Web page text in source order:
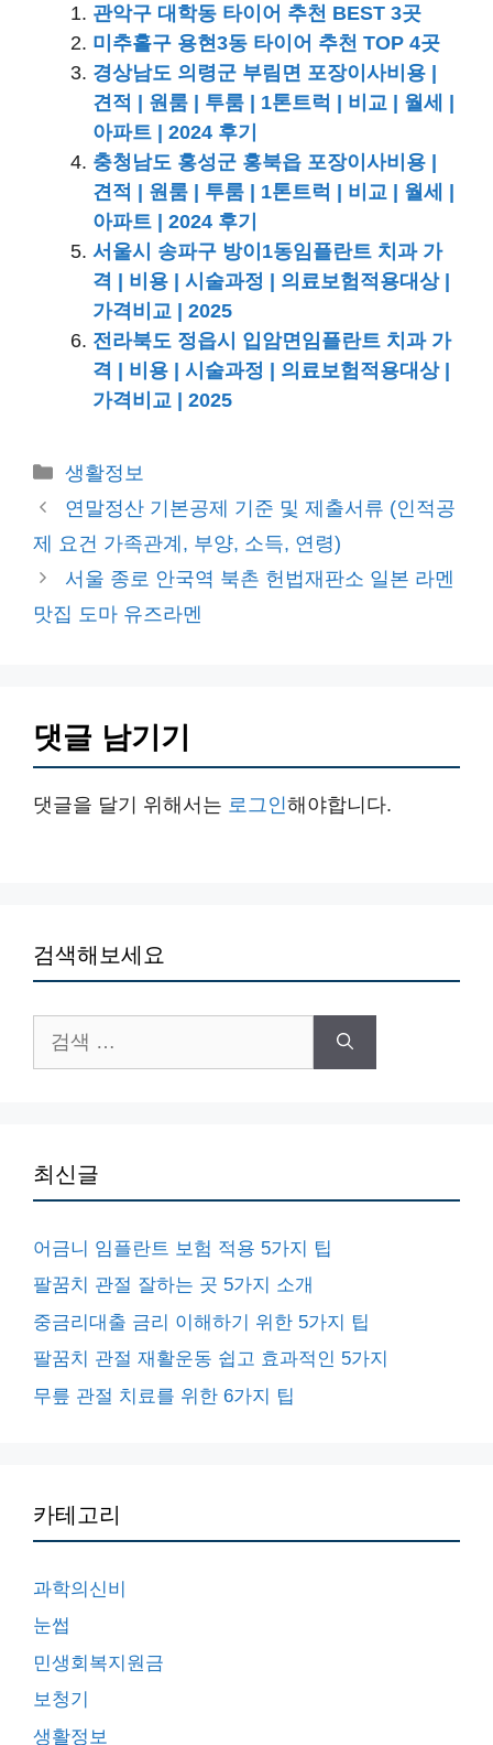
관악구 대학동 타이어 추천 BEST 3곳
미추홀구 용현3동 타이어 추천 TOP 4곳
경상남도 의령군 부림면 포장이사비용 |
견적 | 원룸 | 투룸 | 1톤트럭 | 비교 | 월세 |
아파트 | 2024 후기
충청남도 홍성군 홍북읍 포장이사비용 |
견적 | 원룸 | 투룸 | 1톤트럭 | 비교 | 월세 |
아파트 | 2024 후기
서울시 송파구 방이1동임플란트 치과 가
격 | 비용 | 시술과정 | 의료보험적용대상 |
가격비교 | 2025
전라북도 정읍시 입암면임플란트 치과 가
격 | 비용 | 시술과정 | 의료보험적용대상 |
가격비교 | 2025
카
테
리
생활정보
연말정산 기본공제 기준 및 제출서류 (인적공
제 요건 가족관계, 부양, 소득, 연령)
서울 종로 안국역 북촌 헌법재판소 일본 라멘
맛집 도마 유즈라멘
댓글 남기기
댓글을 달기 위해서는 로그인해야합니다.
검색해보세요
색:
최신글
어금니 임플란트 보험 적용 5가지 팁
팔꿈치 관절 잘하는 곳 5가지 소개
중금리대출 금리 이해하기 위한 5가지 팁
팔꿈치 관절 재활운동 쉽고 효과적인 5가지
무릎 관절 치료를 위한 6가지 팁
카테고리
과학의신비
눈썹
민생회복지원금
보청기
생활정보